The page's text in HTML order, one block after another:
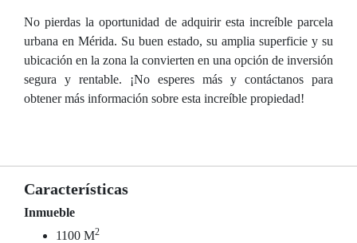
No pierdas la oportunidad de adquirir esta increíble parcela
urbana en Mérida. Su buen estado, su amplia superficie y su
ubicación en la zona la convierten en una opción de inversión
segura y rentable. ¡No esperes más y contáctanos para
obtener más información sobre esta increíble propiedad!
Características
Inmueble
1100 M2